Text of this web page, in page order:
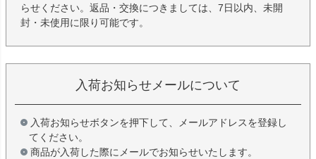
らせください。返品・交換につきましては、7日以内、未開
封・未使用に限り可能です。
入荷お知らせメールについて
入荷お知らせボタンを押下して、メールアドレスを登録し
てください。
商品が入荷した際にメールでお知らせいたします。